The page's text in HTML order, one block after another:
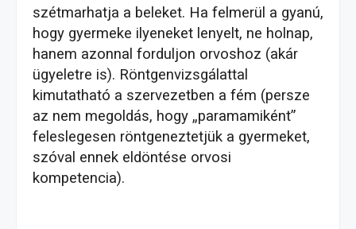
szétmarhatja a beleket. Ha felmerül a gyanú,
hogy gyermeke ilyeneket lenyelt, ne holnap,
hanem azonnal forduljon orvoshoz (akár
ügyeletre is). Röntgenvizsgálattal
kimutatható a szervezetben a fém (persze
az nem megoldás, hogy „paramamiként”
feleslegesen röntgeneztetjük a gyermeket,
szóval ennek eldöntése orvosi
kompetencia).